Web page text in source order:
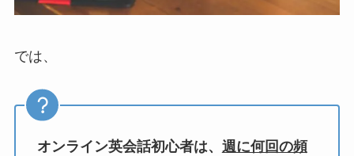
では、
オンライン英会話初心者は、 週に何回の頻